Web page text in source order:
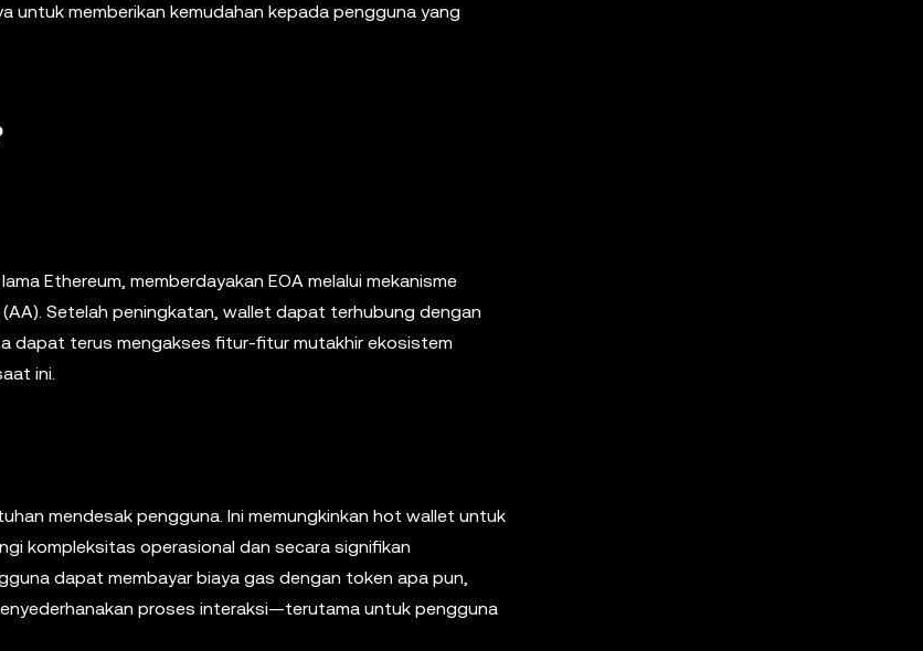
untuk memberikan kemudahan kepada pengguna yang
Ethereum, memberdayakan EOA melalui mekanisme
Setelah peningkatan, wallet dapat terhubung dengan
dapat terus mengakses fitur-fitur mutakhir ekosistem
ini.
mendesak pengguna. Ini memungkinkan hot wallet untuk
kompleksitas operasional dan secara signifikan
dapat membayar biaya gas dengan token apa pun,
proses interaksi—terutama untuk pengguna